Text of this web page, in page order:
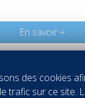
En savoir +
des cookies
trafic sur ce site.